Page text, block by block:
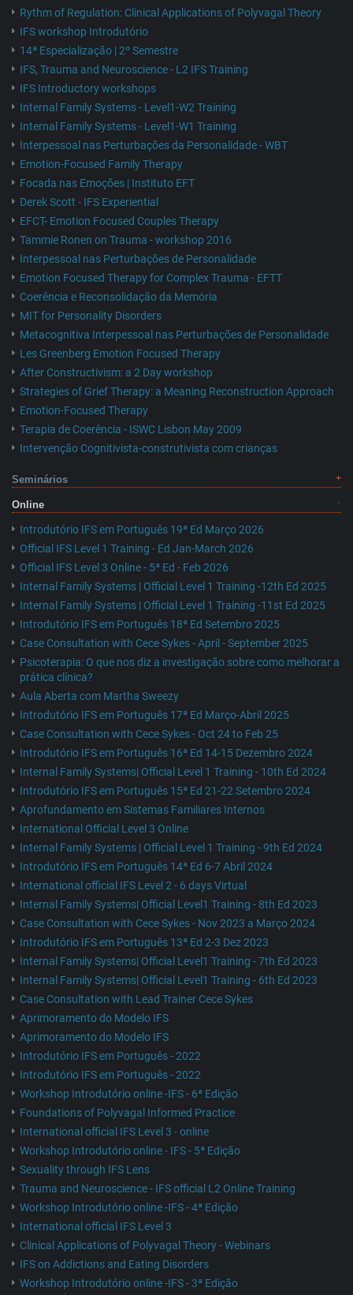
Rythm of Regulation: Clinical Applications of Polyvagal Theory
IFS workshop Introdutório
14ª Especialização | 2º Semestre
IFS, Trauma and Neuroscience - L2 IFS Training
IFS Introductory workshops
Internal Family Systems - Level1-W2 Training
Internal Family Systems - Level1-W1 Training
Interpessoal nas Perturbações da Personalidade - WBT
Emotion-Focused Family Therapy
Focada nas Emoções | Instituto EFT
Derek Scott - IFS Experiential
EFCT- Emotion Focused Couples Therapy
Tammie Ronen on Trauma - workshop 2016
Interpessoal nas Perturbações de Personalidade
Emotion Focused Therapy for Complex Trauma - EFTT
Coerência e Reconsolidação da Memória
MIT for Personality Disorders
Metacognitiva Interpessoal nas Perturbações de Personalidade
Les Greenberg Emotion Focused Therapy
After Constructivism: a 2 Day workshop
Strategies of Grief Therapy: a Meaning Reconstruction Approach
Emotion-Focused Therapy
Terapia de Coerência - ISWC Lisbon May 2009
Intervenção Cognitivista-construtivista com crianças
Seminários
Online
Introdutório IFS em Português 19ª Ed Março 2026
Official IFS Level 1 Training - Ed Jan-March 2026
Official IFS Level 3 Online - 5ª Ed - Feb 2026
Internal Family Systems | Official Level 1 Training -12th Ed 2025
Internal Family Systems | Official Level 1 Training -11st Ed 2025
Introdutório IFS em Português 18ª Ed Setembro 2025
Case Consultation with Cece Sykes - April - September 2025
Psicoterapia: O que nos diz a investigação sobre como melhorar a
prática clínica?
Aula Aberta com Martha Sweezy
Introdutório IFS em Português 17ª Ed Março-Abril 2025
Case Consultation with Cece Sykes - Oct 24 to Feb 25
Introdutório IFS em Português 16ª Ed 14-15 Dezembro 2024
Internal Family Systems| Official Level 1 Training - 10th Ed 2024
Introdutório IFS em Português 15ª Ed 21-22 Setembro 2024
Aprofundamento em Sistemas Familiares Internos
International Official Level 3 Online
Internal Family Systems | Official Level 1 Training - 9th Ed 2024
Introdutório IFS em Português 14ª Ed 6-7 Abril 2024
International official IFS Level 2 - 6 days Virtual
Internal Family Systems| Official Level1 Training - 8th Ed 2023
Case Consultation with Cece Sykes - Nov 2023 a Março 2024
Introdutório IFS em Português 13ª Ed 2-3 Dez 2023
Internal Family Systems| Official Level1 Training - 7th Ed 2023
Internal Family Systems| Official Level1 Training - 6th Ed 2023
Case Consultation with Lead Trainer Cece Sykes
Aprimoramento do Modelo IFS
Aprimoramento do Modelo IFS
Introdutório IFS em Português - 2022
Introdutório IFS em Português - 2022
Workshop Introdutório online -IFS - 6ª Edição
Foundations of Polyvagal Informed Practice
International official IFS Level 3 - online
Workshop Introdutório online - IFS - 5ª Edição
Sexuality through IFS Lens
Trauma and Neuroscience - IFS official L2 Online Training
Workshop Introdutório online -IFS - 4ª Edição
International official IFS Level 3
Clinical Applications of Polyvagal Theory - Webinars
IFS on Addictions and Eating Disorders
Workshop Introdutório online -IFS - 3ª Edição